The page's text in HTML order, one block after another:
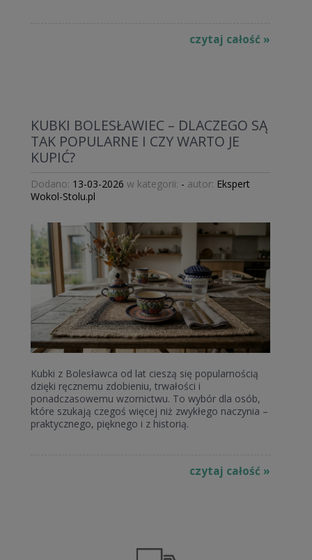
czytaj całość »
KUBKI BOLESŁAWIEC – DLACZEGO SĄ
TAK POPULARNE I CZY WARTO JE
KUPIĆ?
Dodano: 13-03-2026 w kategorii: - autor: Ekspert
Wokol-Stolu.pl
Kubki z Bolesławca od lat cieszą się popularnością
dzięki ręcznemu zdobieniu, trwałości i
ponadczasowemu wzornictwu. To wybór dla osób,
które szukają czegoś więcej niż zwykłego naczynia –
praktycznego, pięknego i z historią.
czytaj całość »